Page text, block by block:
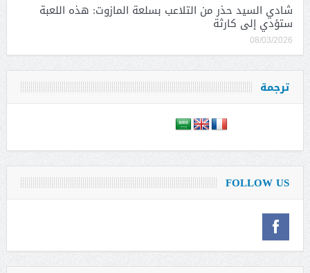
شادي السيد حذر من التلاعب بسلعة المازوت: هذه اللعبة
ستؤدي إلى كارثة
08/03/2026
ترجمة
FOLLOW US